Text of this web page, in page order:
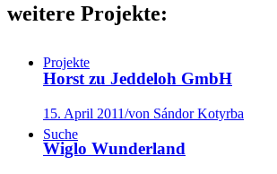
Projekte
Suche
weitere Projekte:
Horst zu Jeddeloh GmbH
15. April 2011/von Sándor Kotyrba
Wiglo Wunderland